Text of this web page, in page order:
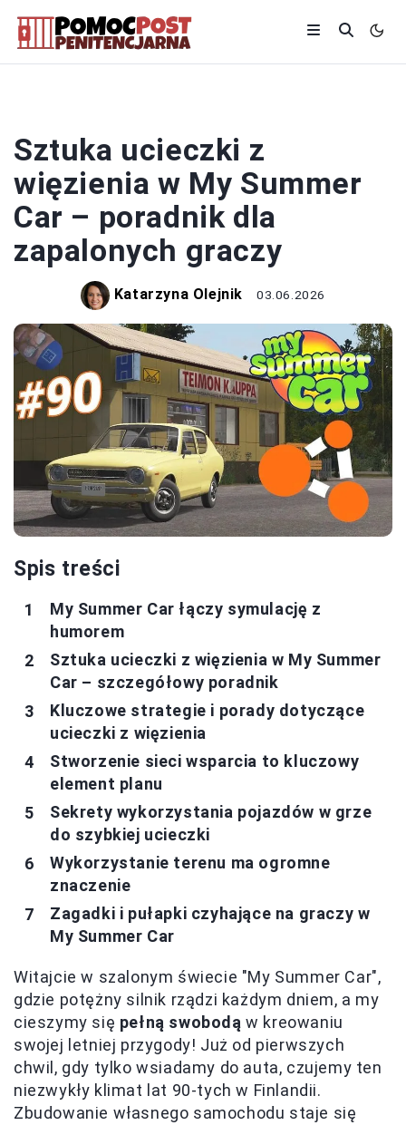
Sztuka ucieczki z
więzienia w My Summer
Car – poradnik dla
zapalonych graczy
Katarzyna Olejnik 03.06.2026
Spis treści
My Summer Car łączy symulację z
humorem
Sztuka ucieczki z więzienia w My Summer
Car – szczegółowy poradnik
Kluczowe strategie i porady dotyczące
ucieczki z więzienia
Stworzenie sieci wsparcia to kluczowy
element planu
Sekrety wykorzystania pojazdów w grze
do szybkiej ucieczki
Wykorzystanie terenu ma ogromne
znaczenie
Zagadki i pułapki czyhające na graczy w
My Summer Car
Witajcie w szalonym świecie "My Summer Car",
gdzie potężny silnik rządzi każdym dniem, a my
cieszymy się pełną swobodą w kreowaniu
swojej letniej przygody! Już od pierwszych
chwil, gdy tylko wsiadamy do auta, czujemy ten
niezwykły klimat lat 90-tych w Finlandii.
Zbudowanie własnego samochodu staje się